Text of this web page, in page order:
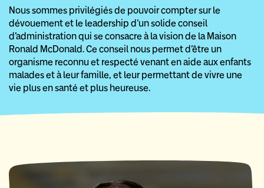
Nous sommes privilégiés de pouvoir compter sur le
dévouement et le leadership d’un solide conseil
d’administration qui se consacre à la vision de la Maison
Ronald McDonald. Ce conseil nous permet d’être un
organisme reconnu et respecté venant en aide aux enfants
malades et à leur famille, et leur permettant de vivre une
vie plus en santé et plus heureuse.